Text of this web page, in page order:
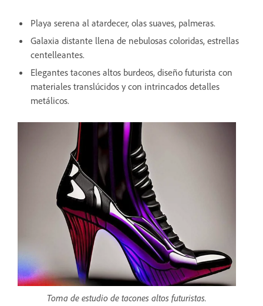
Playa serena al atardecer, olas suaves, palmeras.
Galaxia distante llena de nebulosas coloridas, estrellas
centelleantes.
Elegantes tacones altos burdeos, diseño futurista con
materiales translúcidos y con intrincados detalles
metálicos.
Toma de estudio de tacones altos futuristas.